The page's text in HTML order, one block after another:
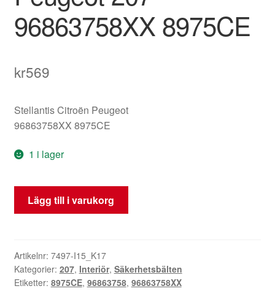
96863758XX 8975CE
kr569
Stellantis Citroën Peugeot
96863758XX 8975CE
1 i lager
Vänster
pyrotekniskt
207
96863758XX
8975CE
Lägg till i varukorg
Artikelnr: 7497-I15_K17
Kategorier: 207, Interiör, Säkerhetsbälten
Etiketter: 8975CE, 96863758, 96863758XX